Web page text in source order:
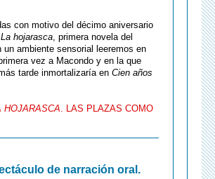
con motivo del décimo aniversario
La hojarasca, primera novela del
ambiente sensorial leeremos en
vez a Macondo y en la que
tarde inmortalizaría en Cien años
HOJARASCA. LAS PLAZAS COMO
de narración oral.